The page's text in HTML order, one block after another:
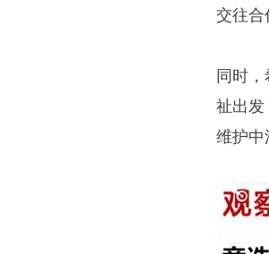
交往合
同时
祉出发
维护中